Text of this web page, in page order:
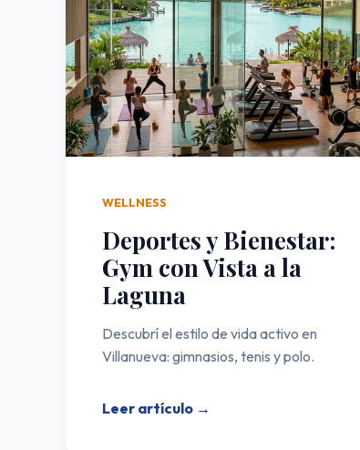
WELLNESS
Deportes y Bienestar:
Gym con Vista a la
Laguna
Descubrí el estilo de vida activo en
Villanueva: gimnasios, tenis y polo.
Leer artículo →